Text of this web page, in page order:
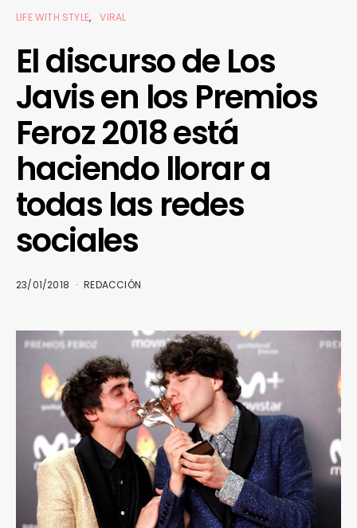
LIFE WITH STYLE VIRAL
El discurso de Los
Javis en los Premios
Feroz 2018 está
haciendo llorar a
todas las redes
sociales
23/01/2018 REDACCIÓN